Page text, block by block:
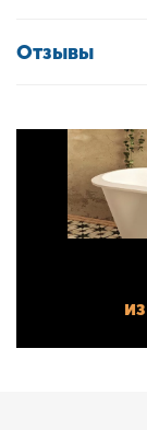
Отзывы